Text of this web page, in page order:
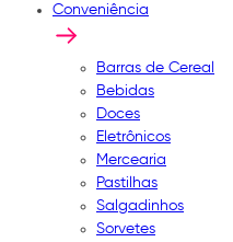
Conveniência
Barras de Cereal
Bebidas
Doces
Eletrônicos
Mercearia
Pastilhas
Salgadinhos
Sorvetes